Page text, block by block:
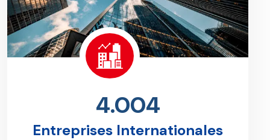
4.004
Entreprises Internationales